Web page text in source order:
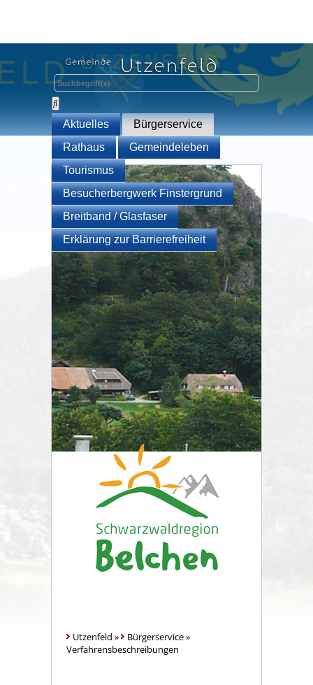
Aktuelles
Bürgerservice
Rathaus
Gemeindeleben
Tourismus
Besucherbergwerk Finstergrund
Breitband / Glasfaser
Erklärung zur Barrierefreiheit
Utzenfeld » Bürgerservice»
Verfahrensbeschreibungen